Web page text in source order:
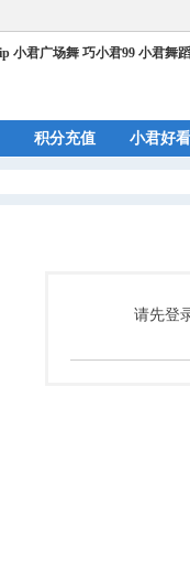
积分充值 小君好
请先登